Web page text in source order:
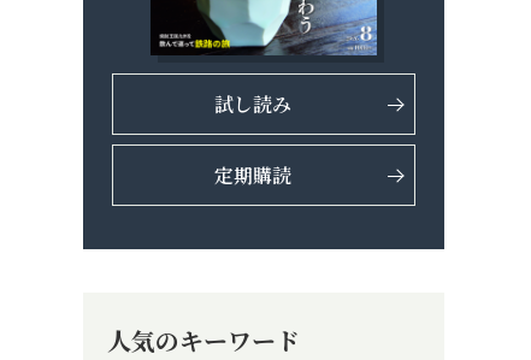
試し読み
定期購読
人気のキーワード